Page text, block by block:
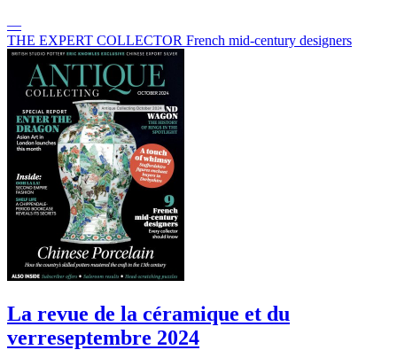
—
THE EXPERT COLLECTOR French mid-century designers
La revue de la céramique et du
verreseptembre 2024